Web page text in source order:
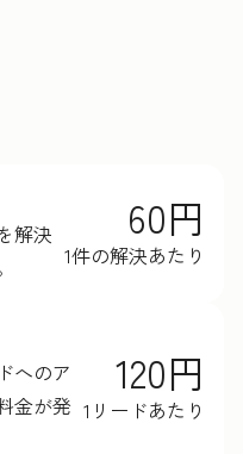
解決
60円
1件の解決あたり
へのア
金が発
120円
1リードあたり